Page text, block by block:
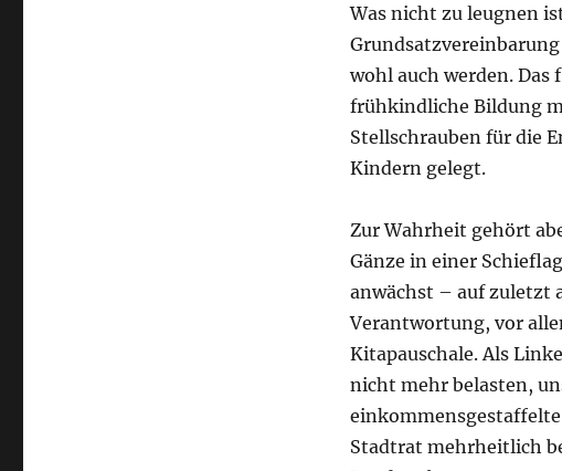
Was nicht zu leugnen
wohl auch werden.
frühkindliche Bildung
Stellschrauben für die
Kindern gelegt.
Zur Wahrheit gehört
Gänze in einer
anwächst – auf zuletzt
Verantwortung, vor
Kitapauschale. Als
nicht mehr belasten,
Stadtrat mehrheitlich